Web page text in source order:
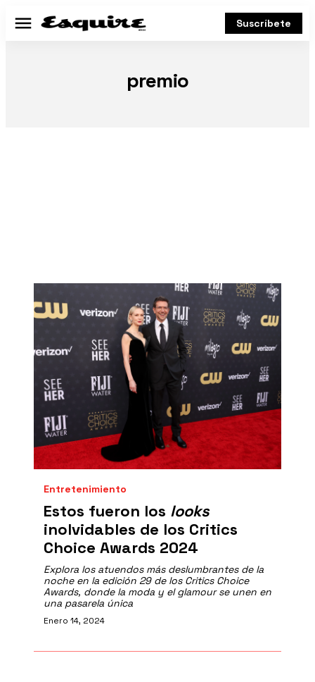
Menú Suscríbete
premio
Entretenimiento
Estos fueron los looks
inolvidables de los Critics
Choice Awards 2024
Explora los atuendos más deslumbrantes de la
noche en la edición 29 de los Critics Choice
Awards, donde la moda y el glamour se unen en
una pasarela única
Enero 14, 2024